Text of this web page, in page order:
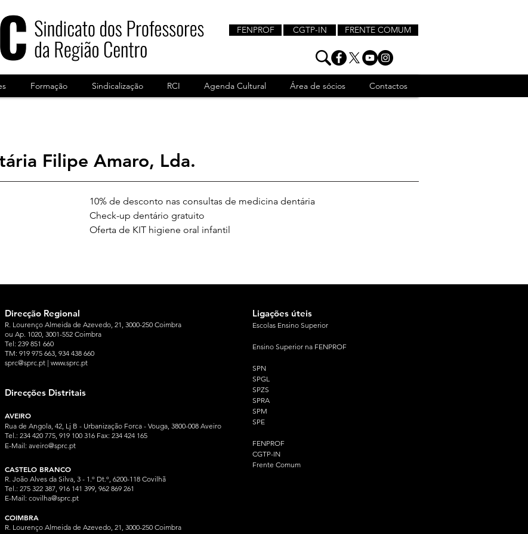
FENPROF CGTP-IN FRENTE COMUM
Formação Sindicalização RCI Agenda Cultural Área de sócios Contactos
Filipe Amaro, Lda.
10% de desconto nas consultas de medicina dentária
Check-up dentário gratuito
Oferta de KIT higiene oral infantil
Direcção Regional
R. Lourenço Almeida de Azevedo, 21, 3000-250 Coimbra
ou Ap. 1020, 3001-552 Coimbra
Tel: 239 851 660
TM: 919 975 663, 934 438 660
sprc@sprc.pt | www.sprc.pt
Direcções Distritais
AVEIRO
Rua de Angola, 42, Lj B - Urbanização Forca - Vouga, 3800-008 Aveiro
Tel.: 234 420 775, 919 100 316 Fax: 234 424 165
E-Mail: aveiro@sprc.pt
CASTELO BRANCO
R. João Alves da Silva, 3 - 1.º Dt.º, 6200-118 Covilhã
Tel.: 275 322 387, 916 141 399, 962 869 261
E-Mail: covilha@sprc.pt
COIMBRA
R. Lourenço Almeida de Azevedo, 21, 3000-250 Coimbra
Ligações úteis
Escolas Ensino Superior
Ensino Superior na FENPROF
SPN
SPGL
SPZS
SPRA
SPM
SPE
FENPROF
CGTP-IN
Frente Comum